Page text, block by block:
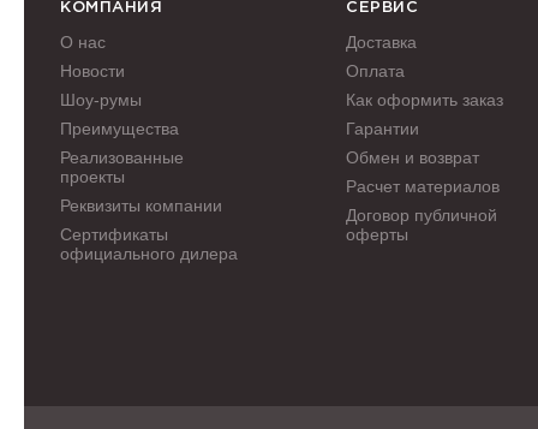
КОМПАНИЯ
О нас
Новости
Шоу-румы
Преимущества
Реализованные
проекты
Реквизиты компании
Сертификаты
официального дилера
СЕРВИС
Доставка
Оплата
Как оформить заказ
Гарантии
Обмен и возврат
Расчет материалов
Договор публичной
оферты